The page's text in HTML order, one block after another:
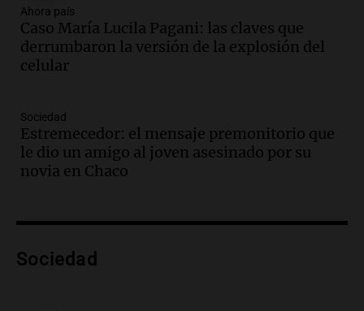
recordó su paso por Perú: "Nos decía
siempre: ''Difundan el milagro''"
Viva la Radio
Episodios
más femicidios del país, según informe
de Casa del Encuentro
Panorama Federal
Episodios
Procrear en la provincia
Episodios
Ahora país
Caso María Lucila Pagani: las claves que
derrumbaron la versión de la explosión del
celular
Sociedad
Estremecedor: el mensaje premonitorio que
le dio un amigo al joven asesinado por su
novia en Chaco
Sociedad